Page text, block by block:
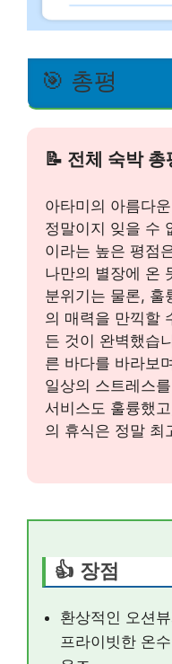
🎯 총평
📝 전체 숙박 총
아타미의 아름다
정말이지 잊을 수
이라는 높은 평점
나만의 별장에 온
분위기는 물론, 훌
의 매력을 만끽할
든 것이 완벽했습
른 바다를 바라보
일상의 스트레스
서비스도 훌륭했
의 휴식은 정말 최
👍 장점
환상적인 오션
프라이빗한 온수